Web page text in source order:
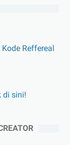
Reffereal
di sini!